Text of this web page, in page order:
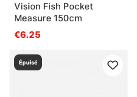
Vision Fish Pocket
Measure 150cm
€6.25
Épuisé